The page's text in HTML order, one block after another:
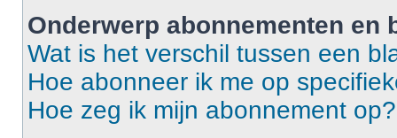
Onderwerp abonnementen en
Wat is het verschil tussen een
Hoe abonneer ik me op
Hoe zeg ik mijn abonnement op?